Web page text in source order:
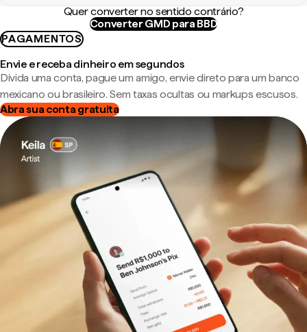
Quer converter no sentido contrário?
Converter GMD para BBD
PAGAMENTOS
Envie e receba dinheiro em segundos
Divida uma conta, pague um amigo, envie direto para um banco
mexicano ou brasileiro. Sem taxas ocultas ou markups escusos.
Abra sua conta gratuita